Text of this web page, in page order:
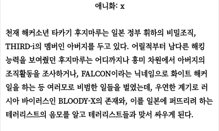
애니화: x
천재 해커소년 타카기 후지마루는 일본 정부 휘하의 비밀조직,
THIRD-i의 멤버인 아버지를 두고 있다. 어릴적부터 남다른 해킹
능력을 보여줬던 후지마루는 어디까지나 흥미 차원에서 아버지의
조직활동을 조사하거나, FALCON이라는 닉네임으로 화이트 해커
일을 하는 등 여러모로 비범한 일들을 벌였는데, 우연한 계기로 러
시아 바이러스인 BLOODY-X의 존재와, 이를 일본에 퍼뜨리려 하는
테러리스트의 음모를 알고 테러리스트들과 맞서 싸우게 된다.